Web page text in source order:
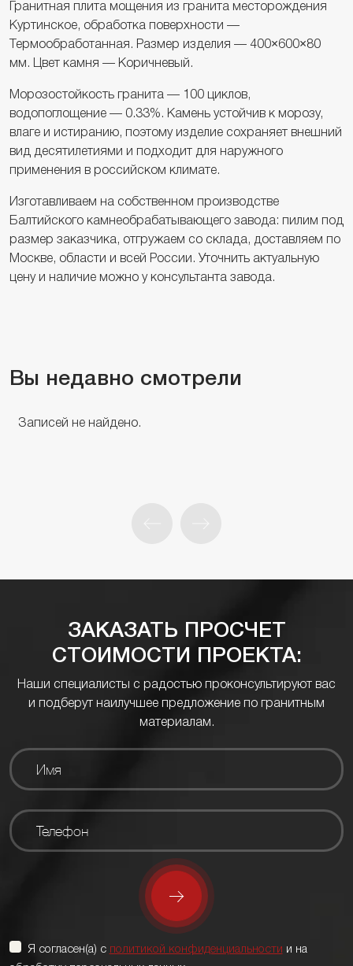
Гранитная плита мощения из гранита месторождения
Куртинское, обработка поверхности —
Термообработанная. Размер изделия — 400×600×80
мм. Цвет камня — Коричневый.
Морозостойкость гранита — 100 циклов,
водопоглощение — 0.33%. Камень устойчив к морозу,
влаге и истиранию, поэтому изделие сохраняет внешний
вид десятилетиями и подходит для наружного
применения в российском климате.
Изготавливаем на собственном производстве
Балтийского камнеобрабатывающего завода: пилим под
размер заказчика, отгружаем со склада, доставляем по
Москве, области и всей России. Уточнить актуальную
цену и наличие можно у консультанта завода.
Вы недавно смотрели
Записей не найдено.
ЗАКАЗАТЬ ПРОСЧЕТ
СТОИМОСТИ ПРОЕКТА:
Наши специалисты с радостью проконсультируют вас
и подберут наилучшее предложение по гранитным
материалам.
Я согласен(а) с политикой конфиденциальности и на